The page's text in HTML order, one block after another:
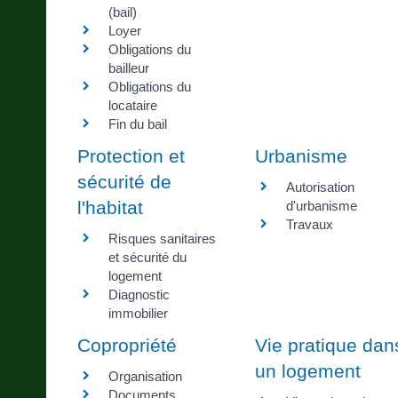
(bail)
Loyer
Obligations du
bailleur
Obligations du
locataire
Fin du bail
Protection et
sécurité de
l'habitat
Risques sanitaires
et sécurité du
logement
Diagnostic
immobilier
Urbanisme
Autorisation
d'urbanisme
Travaux
Copropriété
Organisation
Vie pratique
un logement